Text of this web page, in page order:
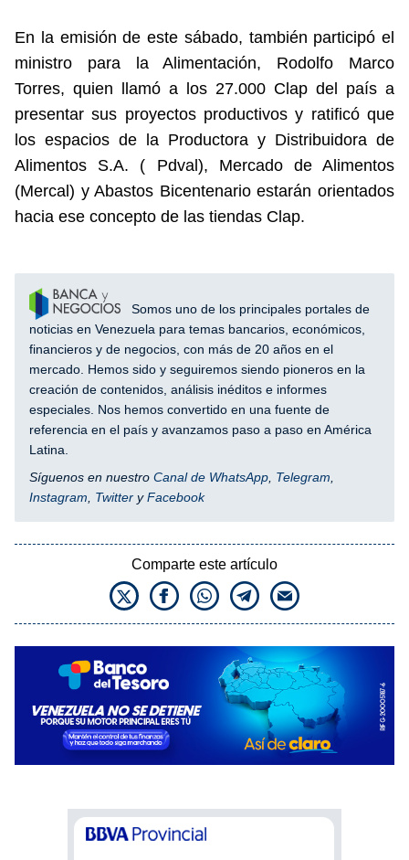
En la emisión de este sábado, también participó el
ministro para la Alimentación, Rodolfo Marco
Torres, quien llamó a los 27.000 Clap del país a
presentar sus proyectos productivos y ratificó que
los espacios de la Productora y Distribuidora de
Alimentos S.A. ( Pdval), Mercado de Alimentos
(Mercal) y Abastos Bicentenario estarán orientados
hacia ese concepto de las tiendas Clap.
Somos uno de los principales portales de
noticias en Venezuela para temas bancarios, económicos,
financieros y de negocios, con más de 20 años en el
mercado. Hemos sido y seguiremos siendo pioneros en la
creación de contenidos, análisis inéditos e informes
especiales. Nos hemos convertido en una fuente de
referencia en el país y avanzamos paso a paso en América
Latina.
Síguenos en nuestro Canal de WhatsApp, Telegram,
Instagram, Twitter yFacebook
Comparte este artículo